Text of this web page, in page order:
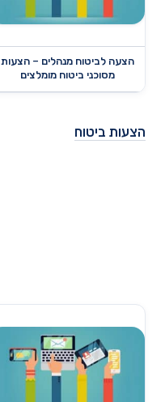
הצעה לביטוח מנהלים – הצעות
מסוכני ביטוח מומלצים
הצעות ביטוח